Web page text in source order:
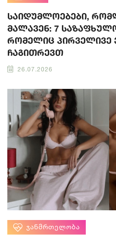
საიდუმლოებები,
მალავენ: 7
რომელიც პირველივე
ჩაგითრევთ
26.07.2026
ᲯᲐᲜᲛᲠᲗᲔᲚᲝᲑᲐ